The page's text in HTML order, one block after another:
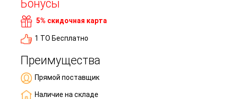
Бонусы
5% скидочная карта
1 ТО Бесплатно
Преимущества
Прямой поставщик
Наличие на складе